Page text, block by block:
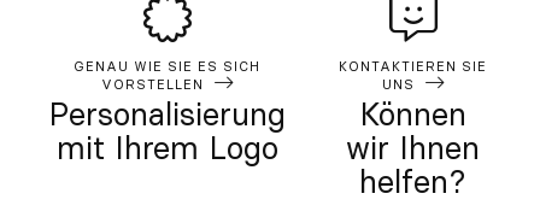
GENAU WIE SIE ES SICH
VORSTELLEN
Personalisierung
mit Ihrem Logo
KONTAKTIEREN SIE
UNS
Können
wir Ihnen
helfen?